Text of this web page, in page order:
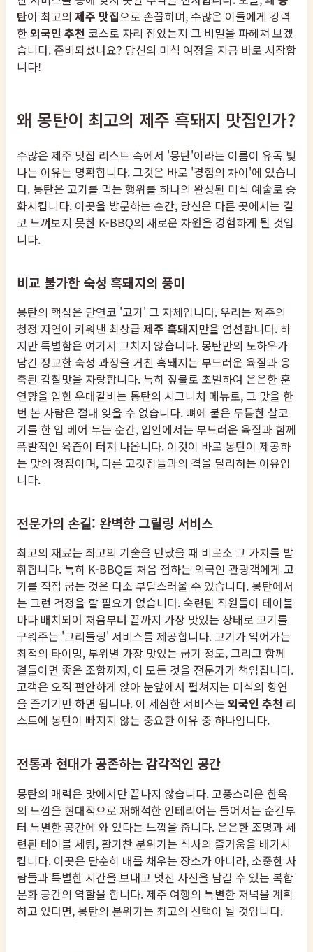
탄이 최고의 제주 맛집으로 손꼽히며, 수많은 이들에게 강력
한외국인 추천 코스로 자리 잡았는지 그 비밀을 파헤쳐 보겠
습니다. 준비되셨나요? 당신의 미식 여정을 지금 바로 시작합
니다!
왜 몽탄이 최고의 제주 흑돼지 맛집인가?
수많은 제주 맛집 리스트 속에서 '몽탄'이라는 이름이 유독 빛
나는 이유는 명확합니다. 그것은 바로 '경험의 차이'에 있습니
다. 몽탄은 고기를 먹는 행위를 하나의 완성된 미식 예술로 승
화시킵니다. 이곳을 방문하는 순간, 당신은 다른 곳에서는 결
코 느껴보지 못한 K-BBQ의 새로운 차원을 경험하게 될 것입
니다.
비교 불가한 숙성 흑돼지의 풍미
몽탄의 핵심은 단연코 '고기' 그 자체입니다. 우리는 제주의
청정 자연이 키워낸 최상급 제주 흑돼지만을 엄선합니다. 하
지만 특별함은 여기서 그치지 않습니다. 몽탄만의 노하우가
담긴 정교한 숙성 과정을 거친 흑돼지는 부드러운 육질과 응
축된 감칠맛을 자랑합니다. 특히 짚불로 초벌하여 은은한 훈
연향을 입힌 우대갈비는 몽탄의 시그니처 메뉴로, 그 맛을 한
번 본 사람은 절대 잊을 수 없습니다. 뼈에 붙은 두툼한 살코
기를 한 입 베어 무는 순간, 입안에서는 부드러운 육질과 함께
폭발적인 육즙이 터져 나옵니다. 이것이 바로 몽탄이 제공하
는 맛의 정점이며, 다른 고깃집들과의 격을 달리하는 이유입
니다.
전문가의 손길: 완벽한 그릴링 서비스
최고의 재료는 최고의 기술을 만났을 때 비로소 그 가치를 발
휘합니다. 특히 K-BBQ를 처음 접하는 외국인 관광객에게 고
기를 직접 굽는 것은 다소 부담스러울 수 있습니다. 몽탄에서
는 그런 걱정을 할 필요가 없습니다. 숙련된 직원들이 테이블
마다 배치되어 처음부터 끝까지 가장 맛있는 상태로 고기를
구워주는 '그리들링' 서비스를 제공합니다. 고기가 익어가는
최적의 타이밍, 부위별 가장 맛있는 굽기 정도, 그리고 함께
곁들이면 좋은 조합까지, 이 모든 것을 전문가가 책임집니다.
고객은 오직 편안하게 앉아 눈앞에서 펼쳐지는 미식의 향연
을 즐기기만 하면 됩니다. 이 세심한 서비스는 외국인 추천 리
스트에 몽탄이 빠지지 않는 중요한 이유 중 하나입니다.
전통과 현대가 공존하는 감각적인 공간
몽탄의 매력은 맛에서만 끝나지 않습니다. 고풍스러운 한옥
의 느낌을 현대적으로 재해석한 인테리어는 들어서는 순간부
터 특별한 공간에 와 있다는 느낌을 줍니다. 은은한 조명과 세
련된 테이블 세팅, 활기찬 분위기는 식사의 즐거움을 배가시
킵니다. 이곳은 단순히 배를 채우는 장소가 아니라, 소중한 사
람들과 특별한 시간을 보내고 멋진 사진을 남길 수 있는 복합
문화 공간의 역할을 합니다. 제주 여행의 특별한 저녁을 계획
하고 있다면, 몽탄의 분위기는 최고의 선택이 될 것입니다.